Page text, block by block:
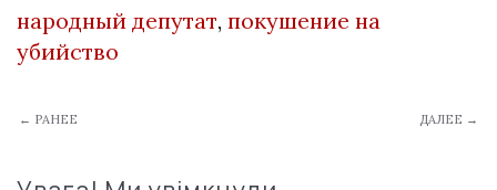
народный депутат, покушение на
убийство
← РАНЕЕ ДАЛЕЕ →